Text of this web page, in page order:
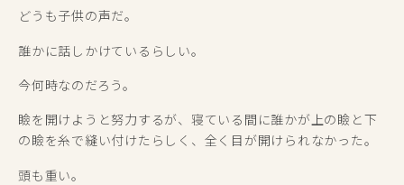
どうも子供の声だ。
誰かに話しかけているらしい。
今何時なのだろう。
瞼を開けようと努力するが、寝ている間に誰かが上の瞼と下
の瞼を糸で縫い付けたらしく、全く目が開けられなかった。
頭も重い。